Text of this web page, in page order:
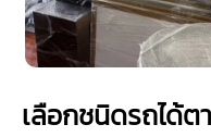
เลือกชนิดรถได้